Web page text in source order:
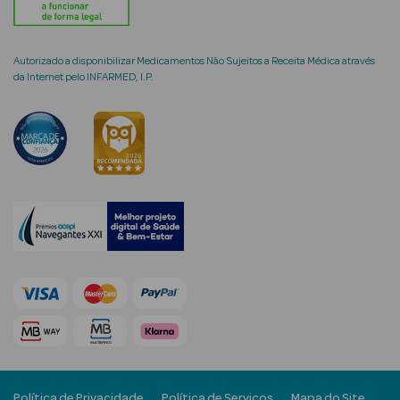
Corporais
Ver Tudo
Cosmética
Hidratantes
Séruns Faciais
Autorizado a disponibilizar Medicamentos Não Sujeitos a Receita Médica através
da Internet pelo INFARMED, I.P.